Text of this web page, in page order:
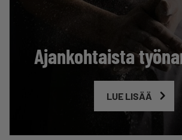
Ajankohtaista
LUE LISÄÄ